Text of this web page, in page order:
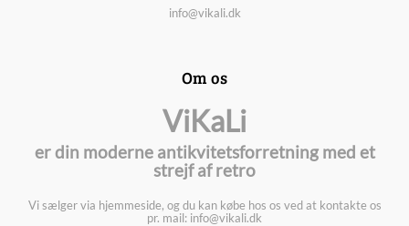
info@vikali.dk
Om os
ViKaLi
er din moderne antikvitetsforretning med et
strejf af retro
Vi sælger via hjemmeside, og du kan købe hos os ved at kontakte os
pr. mail: info@vikali.dk